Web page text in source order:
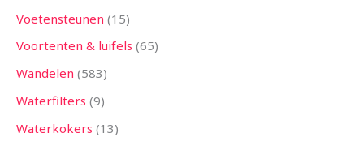
Voetensteunen 15
Voortenten & luifels 65
Wandelen 583
Waterfilters 9
Waterkokers 13